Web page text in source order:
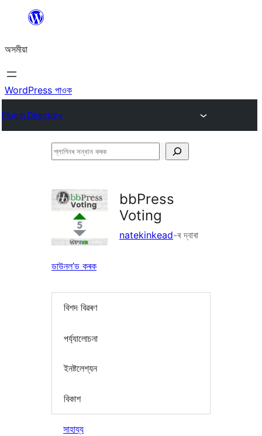
বিষয়বস্তুলৈ
যাওক
অসমীয়া
WordPress পাওক
Plugin Directory
প্লাগিনৰ
bbPress
Voting
natekinkead-ৰ দ্বাৰা
ডাউনল’ড কৰক
বিশদ বিৱৰণ
পৰ্য্যালোচনা
ইনষ্টলেশ্যন
বিকাশ
সাহায্য